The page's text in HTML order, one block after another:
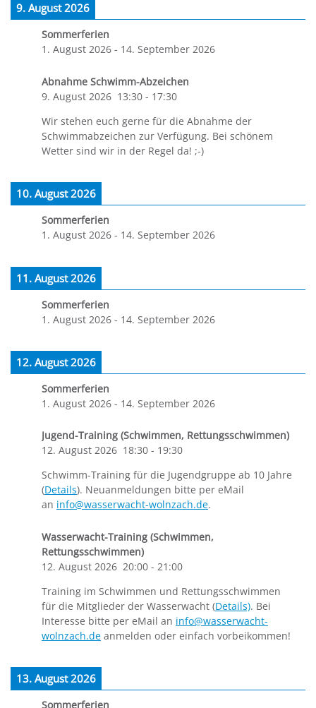
9. August 2026
Sommerferien
1. August 2026 - 14. September 2026
Abnahme Schwimm-Abzeichen
9. August 2026 13:30 - 17:30
Wir stehen euch gerne für die Abnahme der
Schwimmabzeichen zur Verfügung. Bei schönem
Wetter sind wir in der Regel da! ;-)
10. August 2026
Sommerferien
1. August 2026 - 14. September 2026
11. August 2026
Sommerferien
1. August 2026 - 14. September 2026
12. August 2026
Sommerferien
1. August 2026 - 14. September 2026
Jugend-Training (Schwimmen, Rettungsschwimmen)
12. August 2026 18:30 - 19:30
Schwimm-Training für die Jugendgruppe ab 10 Jahre
(Details). Neuanmeldungen bitte per eMail
an info@wasserwacht-wolnzach.de.
Wasserwacht-Training (Schwimmen,
Rettungsschwimmen)
12. August 2026 20:00 - 21:00
Training im Schwimmen und Rettungsschwimmen
für die Mitglieder der Wasserwacht (Details). Bei
Interesse bitte per eMail an info@wasserwacht-
wolnzach.de anmelden oder einfach vorbeikommen!
13. August 2026
Sommerferien